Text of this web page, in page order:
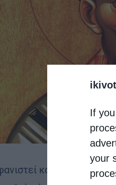
If
your
και